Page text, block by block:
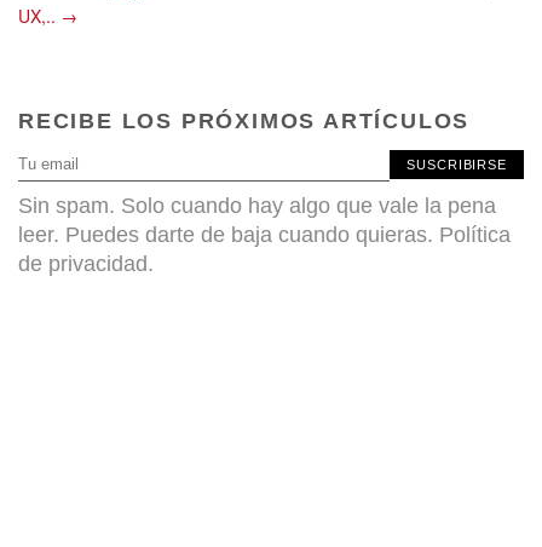
UX,.. →
RECIBE LOS PRÓXIMOS ARTÍCULOS
SUSCRIBIRSE
Sin spam. Solo cuando hay algo que vale la pena
leer. Puedes darte de baja cuando quieras. Política
de privacidad.